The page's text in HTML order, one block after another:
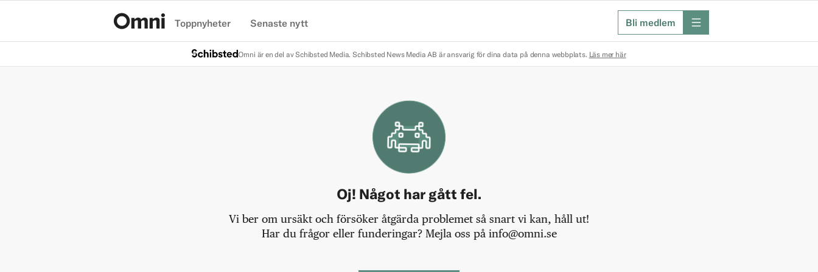
Toppnyheter Senaste nytt Bli medlem meny
Omni är en del av Schibsted Media. Schibsted News Media AB är ansvarig för dina data på denna webbplats. Läs mer här
Oj! Något har gått fel.
Vi ber om ursäkt och försöker åtgärda problemet så snart vi kan, håll ut!
Har du frågor eller funderingar? Mejla oss på info@omni.se